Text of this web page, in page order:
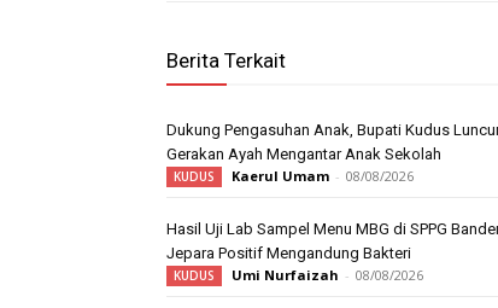
Berita Terkait
Dukung Pengasuhan Anak, Bupati Kudus
Gerakan Ayah Mengantar Anak Sekolah
KUDUS Kaerul Umam - 08/08/2026
Hasil Uji Lab Sampel Menu MBG di SPPG
Jepara Positif Mengandung Bakteri
KUDUS Umi Nurfaizah - 08/08/2026